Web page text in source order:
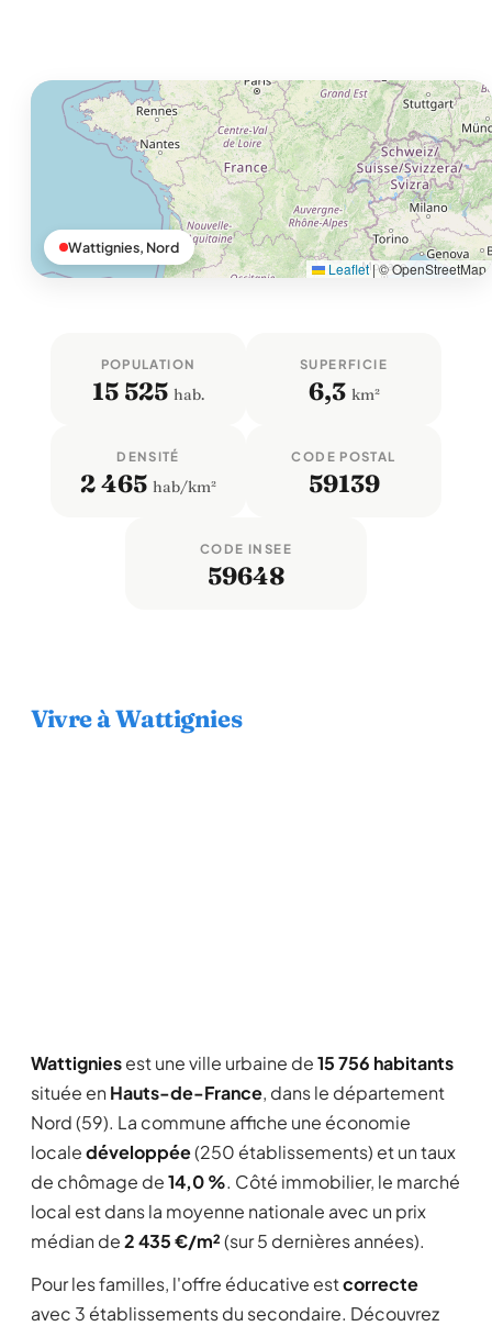
Leaflet |© OpenStreetMap
Wattignies, Nord
POPULATION
15 525 hab.
SUPERFICIE
6,3 km²
DENSITÉ
2 465 hab/km²
CODE POSTAL
59139
CODE INSEE
59648
Vivre à Wattignies
Wattigniesest une ville urbaine de15 756 habitants
située en Hauts-de-France, dans le département
Nord (59). La commune affiche une économie
localedéveloppée(250 établissements) et un taux
de chômage de14,0 %. Côté immobilier, le marché
local est dans la moyenne nationale avec un prix
médian de2 435 €/m²(sur 5 dernières années).
Pour les familles, l'offre éducative estcorrecte
avec 3 établissements du secondaire. Découvrez